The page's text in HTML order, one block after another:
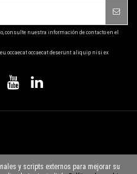
consulte nuestra información de contacto en el
occaecat deserunt aliquip nisi ex
y scripts externos para mejorar su